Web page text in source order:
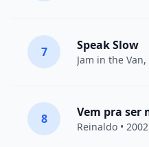
7 Speak Slow
Jam in the Van,
8 Vem pra ser
Reinaldo • 2002